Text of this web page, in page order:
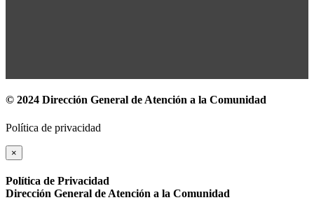
© 2024 Dirección General de Atención a la Comunidad
Política de privacidad
×
Política de Privacidad
Dirección General de Atención a la Comunidad